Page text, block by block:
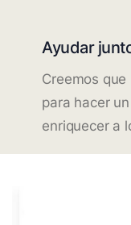
Ayudar
Creemos
para hacer
enriquecer a